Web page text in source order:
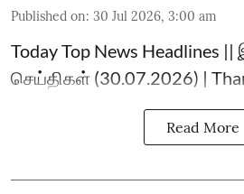
Published on: 30 Jul 2026, 3:00 am
Today Top News Headlines
செய்திகள் (30.07.2026) |
Read More